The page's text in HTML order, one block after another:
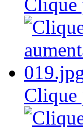
Clique